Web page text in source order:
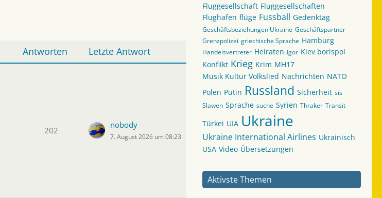
Antworten
Letzte Antwort
202
nobody
7. August 2026 um 08:23
Fluggesellschaft Fluggesellschaften
Flughafen flüge Fussball Gedenktag
Geschäftsbeziehungen Ukraine Geschäftspartner
Grenzpolizei griechische Sprache Hamburg
Handelsvertreter Heiraten Igor Kiev borispol
Konflikt Krieg Krim MH17
Musik Kultur Volkslied Nachrichten NATO
Polen Putin Russland Sicherheit sis
Slawen Sprache suche Syrien Thraker Transit
Türkei UIA Ukraine
Ukraine International Airlines Ukrainisch
USA Video Übersetzungen
Aktivste Themen